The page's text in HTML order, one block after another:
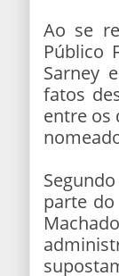
Ao se
Público
Sarney
fatos
entre os
parte do